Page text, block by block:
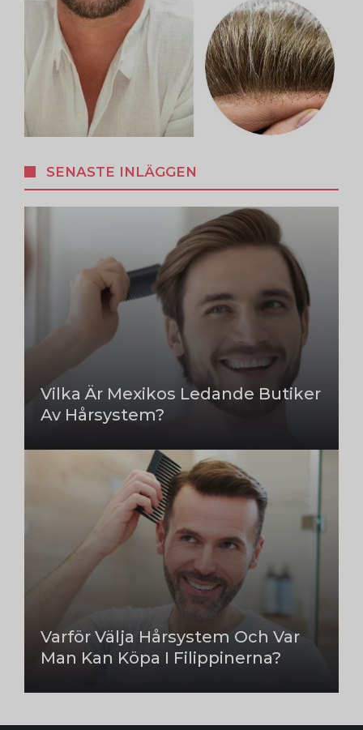
SENASTE INLÄGGEN
Vilka Är Mexikos Ledande Butiker
Av Hårsystem?
Varför Välja Hårsystem Och Var
Man Kan Köpa I Filippinerna?